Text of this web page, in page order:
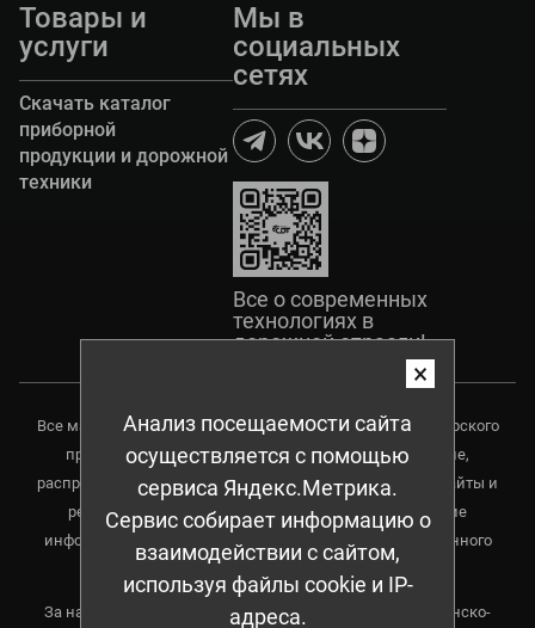
×
Анализ посещаемости сайта
осуществляется с помощью
сервиса Яндекс.Метрика.
Сервис собирает информацию о
взаимодействии с сайтом,
используя файлы cookie и IP-
адреса.
Товары и
услуги
Скачать каталог
приборной
продукции и дорожной
техники
Мы в
социальных
сетях
Все о современных
технологиях в
дорожной отрасли!
Все материалы данного сайта являются объектами авторского
права, в том числе дизайн. Запрещается копирование,
распространение (в том числе копирования на другие сайты и
ресурсы в Интернете) или любое иное использование
информации и объектов без предварительного письменного
согласия правообладателя.
За нарушение авторского права предусмотрена гражданско-